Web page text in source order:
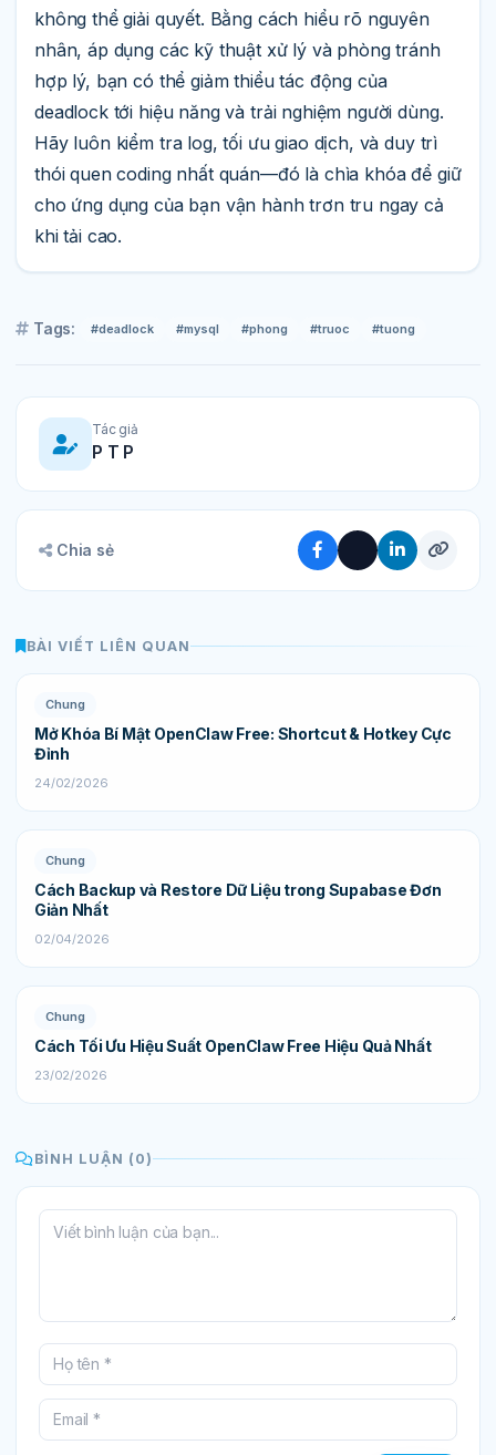
không thể giải quyết. Bằng cách hiểu rõ nguyên
nhân, áp dụng các kỹ thuật xử lý và phòng tránh
hợp lý, bạn có thể giảm thiểu tác động của
deadlock tới hiệu năng và trải nghiệm người dùng.
Hãy luôn kiểm tra log, tối ưu giao dịch, và duy trì
thói quen coding nhất quán—đó là chìa khóa để giữ
cho ứng dụng của bạn vận hành trơn tru ngay cả
khi tải cao.
Tags: #deadlock #mysql #phong #truoc #tuong
Tác giả
P T P
Chia sẻ
BÀI VIẾT LIÊN QUAN
Chung
Mở Khóa Bí Mật OpenClaw Free: Shortcut & Hotkey Cực
Đỉnh
24/02/2026
Chung
Cách Backup và Restore Dữ Liệu trong Supabase Đơn
Giản Nhất
02/04/2026
Chung
Cách Tối Ưu Hiệu Suất OpenClaw Free Hiệu Quả Nhất
23/02/2026
BÌNH LUẬN (0)